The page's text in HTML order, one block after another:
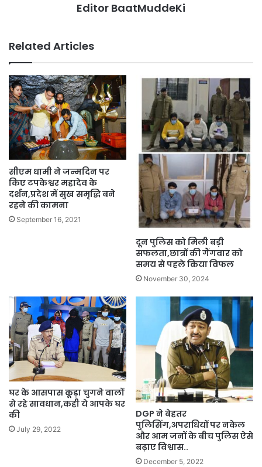
Editor BaatMuddeKi
Related Articles
सीएम धामी ने जन्मदिन पर
किए टपकेश्वर महादेव के
दर्शन,प्रदेश में सुख समृद्धि बने
रहने की कामना
September 16, 2021
दून पुलिस को मिली बड़ी
सफलता,छात्रों की गैंगवार को
समय से पहले किया विफल
November 30, 2024
घर के आसपास कूड़ा चुगने वालों
से रहे सावधान,कही ये आपके घर
की
July 29, 2022
DGP ने बेहतर
पुलिसिंग,अपराधियों पर नकेल
और आम जनों के बीच पुलिस ऐसे
बढ़ाए विश्वास..
December 5, 2022